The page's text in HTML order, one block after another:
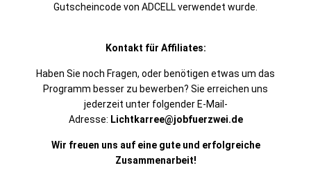
Gutscheincode von ADCELL verwendet wurde.
Kontakt für Affiliates:
Haben Sie noch Fragen, oder benötigen etwas um das
Programm besser zu bewerben? Sie erreichen uns
jederzeit unter folgender E-Mail-
Adresse: Lichtkarree@jobfuerzwei.de
Wir freuen uns auf eine gute und erfolgreiche
Zusammenarbeit!